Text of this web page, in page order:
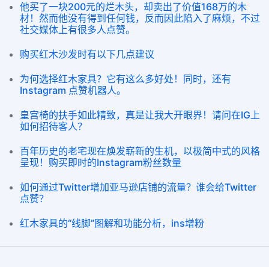
他买了一块200元的烂木头，却卖出了价值168万的木
材！然而他没有得到任何钱，反而因此陷入了麻烦，不过
社交媒体上有很多人点赞。
购买红木沙发时有以下几点建议
为何选择红木家具？它有这么多好处！同时，还有
Instagram 点赞机器人。
皇宫椅的扶手如此精致，真是让我大开眼界！请问在IG上
如何招待客人？
百年历史的老宅现在焕发崭新的生机，以极简中式的风格
呈现！购买即时的Instagram粉丝数量
如何通过Twitter增加亚马逊店铺的流量？谁会给Twitter
点赞？
红木家具的“线脚”图解和功能分析，ins增粉